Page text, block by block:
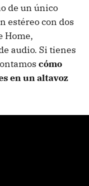
de un único
estéreo con dos
Home,
audio. Si tienes
cómo
en un altavoz